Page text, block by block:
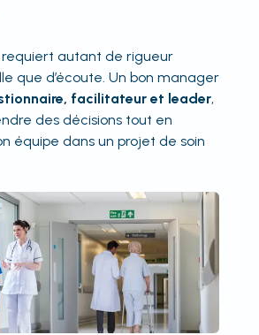
autant de rigueur
que d’écoute. Un bon manager
facilitateur et leader,
des décisions tout en
équipe dans un projet de soin